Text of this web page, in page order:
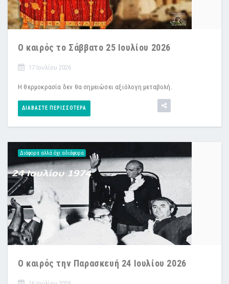
Ο καιρός το Σάββατο 25 Ιουλίου 2026
17 Ιουλίου 2026
Η θερμοκρασία δεν θα σημειώσει αξιόλογη μεταβολή.
ΔΙΑΒΆΣΤΕ ΠΕΡΙΣΣΌΤΕΡΑ
Διάφορα αλλά όχι αδιάφορα
Ο καιρός την Παρασκευή 24 Ιουλίου 2026